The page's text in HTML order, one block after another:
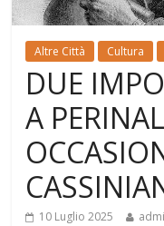
Altre Città Cultura
DUE
A
10 Luglio 2025